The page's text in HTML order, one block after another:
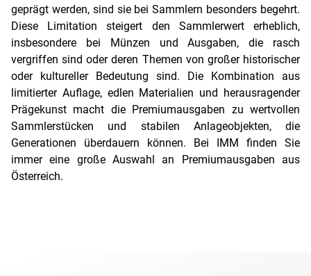
geprägt werden, sind sie bei Sammlern besonders begehrt.
Diese Limitation steigert den Sammlerwert erheblich,
insbesondere bei Münzen und Ausgaben, die rasch
vergriffen sind oder deren Themen von großer historischer
oder kultureller Bedeutung sind. Die Kombination aus
limitierter Auflage, edlen Materialien und herausragender
Prägekunst macht die Premiumausgaben zu wertvollen
Sammlerstücken und stabilen Anlageobjekten, die
Generationen überdauern können. Bei IMM finden Sie
immer eine große Auswahl an Premiumausgaben aus
Österreich.